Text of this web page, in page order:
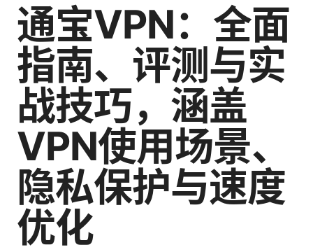
通宝VPN：全面
指南、评测与实
战技巧，涵盖
VPN使用场景、
隐私保护与速度
优化